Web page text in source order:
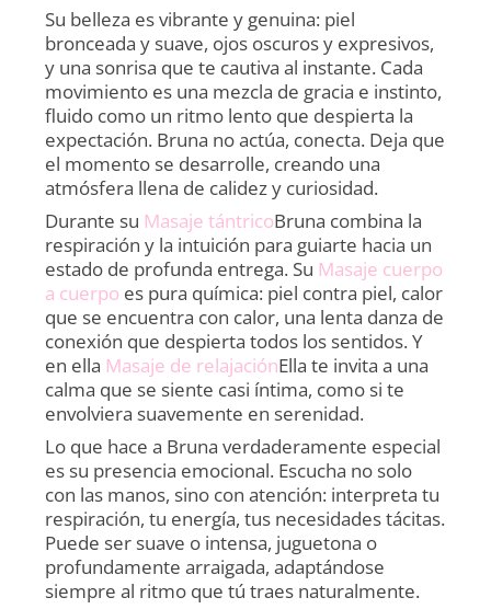
Su belleza es vibrante y genuina: piel
bronceada y suave, ojos oscuros y expresivos,
y una sonrisa que te cautiva al instante. Cada
movimiento es una mezcla de gracia e instinto,
fluido como un ritmo lento que despierta la
expectación. Bruna no actúa, conecta. Deja que
el momento se desarrolle, creando una
atmósfera llena de calidez y curiosidad.
Durante su Masaje tántricoBruna combina la
respiración y la intuición para guiarte hacia un
estado de profunda entrega. Su Masaje cuerpo
a cuerpo es pura química: piel contra piel, calor
que se encuentra con calor, una lenta danza de
conexión que despierta todos los sentidos. Y
en ella Masaje de relajaciónElla te invita a una
calma que se siente casi íntima, como si te
envolviera suavemente en serenidad.
Lo que hace a Bruna verdaderamente especial
es su presencia emocional. Escucha no solo
con las manos, sino con atención: interpreta tu
respiración, tu energía, tus necesidades tácitas.
Puede ser suave o intensa, juguetona o
profundamente arraigada, adaptándose
siempre al ritmo que tú traes naturalmente.